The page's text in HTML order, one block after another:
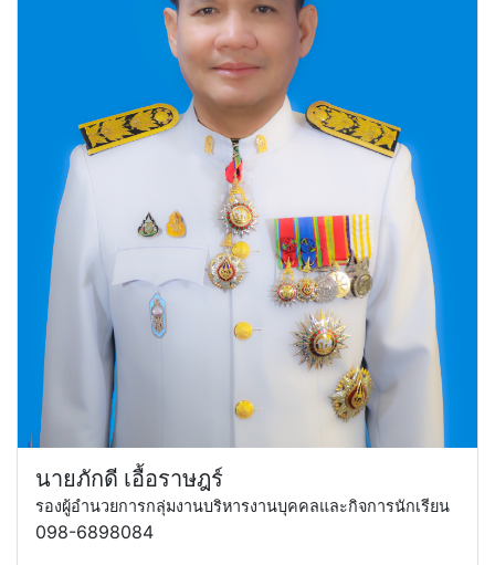
นายภักดี เอื้อราษฎร์
รองผู้อำนวยการกลุ่มงานบริหารงานบุคคลและกิจการนักเรียน
098-6898084